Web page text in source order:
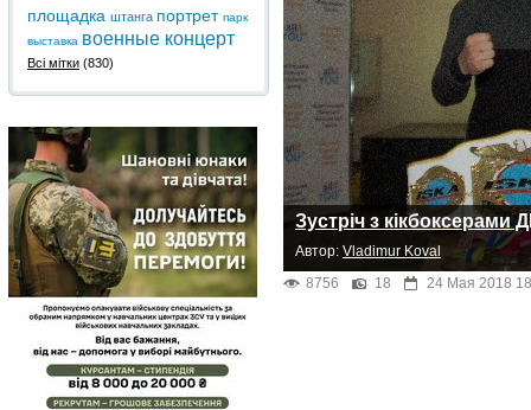
Зустріч з
Автор: Vladimur Koval
8756
18 24 Мая 2018
площадка штанга портрет парк
выставка военные концерт
Всі мітки (830)